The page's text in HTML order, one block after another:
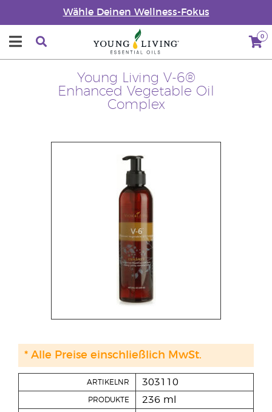
Wähle Deinen Wellness-Fokus
0
Young Living V-6®
Enhanced Vegetable Oil
Complex
ARTIKELNR 303110
PRODUKTE 236 ml
* Alle Preise einschließlich MwSt.